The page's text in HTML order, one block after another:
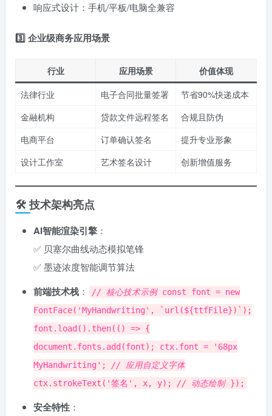
响应式设计：手机/平板/电脑全兼容
3️⃣ 企业级商务应用场景
行业 应用场景
价值体现
法律行业
电子合同批量签署
节省90%快递成本
金融机构
贷款文件远程签名
合规且防伪
电商平台
订单确认签名
提升专业形象
设计工作室
艺术签名设计 创新增值服务
🛠️ 技术架构亮点
AI智能渲染引擎 ：
✅ 贝塞尔曲线动态模拟笔锋
✅ 墨迹浓度智能调节算法
前端技术栈 ： // 核心技术示例const font = new
FontFace('MyHandwriting', `url(${ttfFile})`);
font.load().then(() => {
document.fonts.add(font); ctx.font = '68px
MyHandwriting'; // 应用自定义字体
ctx.strokeText('签名', x, y); // 动态绘制});
安全特性 ：